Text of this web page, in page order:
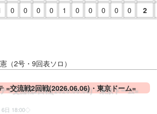
0 0 0 0 1 0 0 0 0 0
2
（2号・9回表ソロ）
=交流戦2回戦(2026.06.06)・東京ドーム=
6日 18:00 ◇